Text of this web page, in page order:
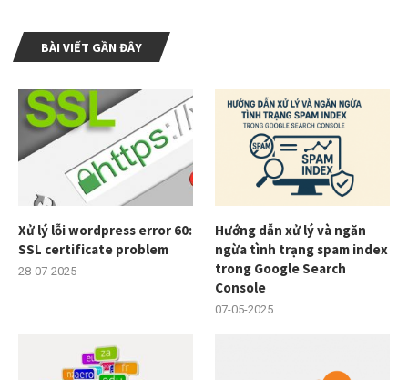
BÀI VIẾT GẦN ĐÂY
Xử lý lỗi wordpress error 60:
SSL certificate problem
28-07-2025
Hướng dẫn xử lý và ngăn
ngừa tình trạng spam index
trong Google Search
Console
07-05-2025